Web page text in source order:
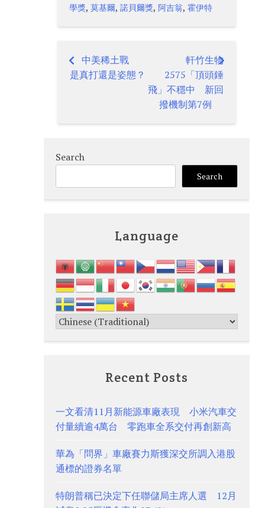
學獎,莫基爾,諾貝爾獎,阿吉翁,霍伊特
Post
navigation
中美稀土戰
是真打還是姿態？
軒竹生物
2575「頂頭錘
飛」不穩中 新回
撥機制第7例
Search
Search
Language
Recent Posts
一文看清11月新能源車廠表現 小米汽車交
付量續逾4萬台 零跑車全系交付再創新高
華為「問界」車廠賽力斯獲深交所調入港股
通標的證券名單
特朗普稱已決定下任聯儲局主席人選 12月